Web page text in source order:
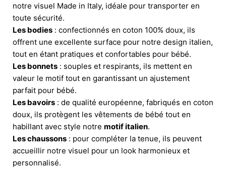
notre visuel Made in Italy, idéale pour transporter en
toute sécurité.
Les bodies : confectionnés en coton 100% doux, ils
offrent une excellente surface pour notre design italien,
tout en étant pratiques et confortables pour bébé.
Les bonnets : souples et respirants, ils mettent en
valeur le motif tout en garantissant un ajustement
parfait pour bébé.
Les bavoirs : de qualité européenne, fabriqués en coton
doux, ils protègent les vêtements de bébé tout en
habillant avec style notre motif italien.
Les chaussons : pour compléter la tenue, ils peuvent
accueillir notre visuel pour un look harmonieux et
personnalisé.